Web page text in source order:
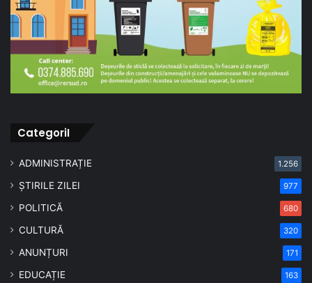
CategoriI
ADMINISTRAȚIE 1.256
ȘTIRILE ZILEI 977
POLITICĂ 680
CULTURĂ 320
ANUNȚURI 171
EDUCAȚIE 163